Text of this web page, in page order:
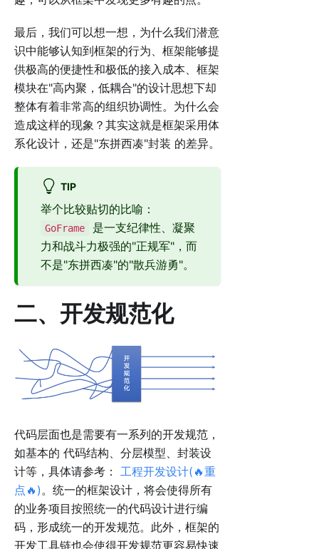
最后，我们可以想一想，为什么我们潜意
识中能够认知到框架的行为、框架能够提
供极高的便捷性和极低的接入成本、框架
模块在"高内聚，低耦合"的设计思想下却
整体有着非常高的组织协调性。为什么会
造成这样的现象？其实这就是框架采用体
系化设计，还是"东拼西凑"封装 的差异。
TIP
举个比较贴切的比喻：
GoFrame
是一支纪律性、凝聚
力和战斗力极强的"正规军"，而
不是"东拼西凑"的"散兵游勇"。
二、开发规范化
代码层面也是需要有一系列的开发规范，
如基本的 代码结构、分层模型、封装设
计等，具体请参考： 工程开发设计(🔥重
点🔥) 。统一的框架设计，将会使得所有
的业务项目按照统一的代码设计进行编
码，形成统一的开发规范。此外，框架的
开发工具链也会使得开发规范更容易快速